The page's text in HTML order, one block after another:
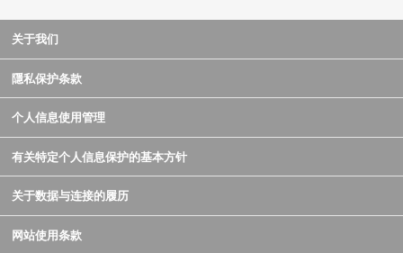
关于我们
隱私保护条款
个人信息使用管理
有关特定个人信息保护的基本方针
关于数据与连接的履历
网站使用条款